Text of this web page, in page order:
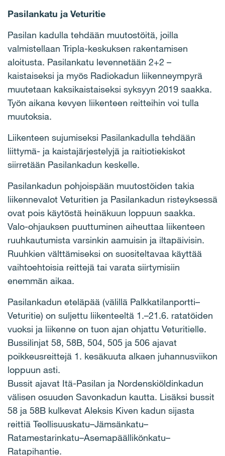
Pasilankatu ja Veturitie
Pasilan kadulla tehdään muutostöitä, joilla
valmistellaan Tripla-keskuksen rakentamisen
aloitusta. Pasilankatu levennetään 2+2 –
kaistaiseksi ja myös Radiokadun liikenneympyrä
muutetaan kaksikaistaiseksi syksyyn 2019 saakka.
Työn aikana kevyen liikenteen reitteihin voi tulla
muutoksia.
Liikenteen sujumiseksi Pasilankadulla tehdään
liittymä- ja kaistajärjestelyjä ja raitiotiekiskot
siirretään Pasilankadun keskelle.
Pasilankadun pohjoispään muutostöiden takia
liikennevalot Veturitien ja Pasilankadun risteyksessä
ovat pois käytöstä heinäkuun loppuun saakka.
Valo-ohjauksen puuttuminen aiheuttaa liikenteen
ruuhkautumista varsinkin aamuisin ja iltapäivisin.
Ruuhkien välttämiseksi on suositeltavaa käyttää
vaihtoehtoisia reittejä tai varata siirtymisiin
enemmän aikaa.
Pasilankadun eteläpää (välillä Palkkatilanportti–
Veturitie) on suljettu liikenteeltä 1.–21.6. ratatöiden
vuoksi ja liikenne on tuon ajan ohjattu Veturitielle.
Bussilinjat 58, 58B, 504, 505 ja 506 ajavat
poikkeusreittejä 1. kesäkuuta alkaen juhannusviikon
loppuun asti.
Bussit ajavat Itä-Pasilan ja Nordenskiöldinkadun
välisen osuuden Savonkadun kautta. Lisäksi bussit
58 ja 58B kulkevat Aleksis Kiven kadun sijasta
reittiä Teollisuuskatu–Jämsänkatu–
Ratamestarinkatu–Asemapäällikönkatu–
Ratapihantie.